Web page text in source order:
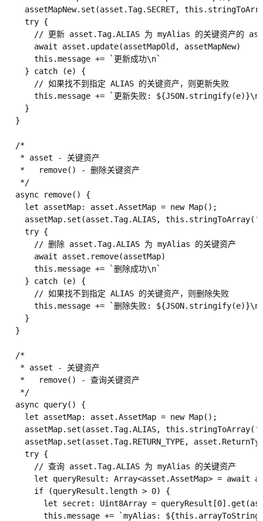
assetMapNew.set(asset.Tag.SECRET,
    try {
// 更新 asset.Tag.ALIAS 为 myAlias 的关键资产的
      await asset.update(assetMapOld, assetMapNew)
      this.message += `更新成功\n`
    } catch (e) {
      // 如果找不到指定 ALIAS 的关键资产，则更新失败
this.message += `更新失败:
    }
  }
  /*
   * asset - 关键资产
   *   remove() - 删除关键资产
   */
  async remove() {
    let assetMap: asset.AssetMap = new Map();
assetMap.set(asset.Tag.ALIAS,
    try {
      // 删除 asset.Tag.ALIAS 为 myAlias 的关键资产
      await asset.remove(assetMap)
      this.message += `删除成功\n`
    } catch (e) {
      // 如果找不到指定 ALIAS 的关键资产，则删除失败
this.message += `删除失败:
    }
  }
  /*
   * asset - 关键资产
   *   remove() - 查询关键资产
   */
  async query() {
    let assetMap: asset.AssetMap = new Map();
assetMap.set(asset.Tag.ALIAS,
assetMap.set(asset.Tag.RETURN_TYPE,
    try {
      // 查询 asset.Tag.ALIAS 为 myAlias 的关键资产
let queryResult: Array<asset.AssetMap> = await
      if (queryResult.length > 0) {
let secret: Uint8Array =
this.message += `myAlias: